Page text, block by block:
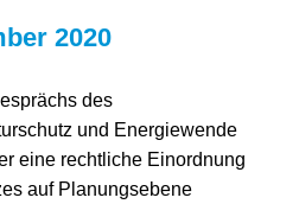
2020
des
und Energiewende
eine rechtliche Einordnung
auf Planungsebene